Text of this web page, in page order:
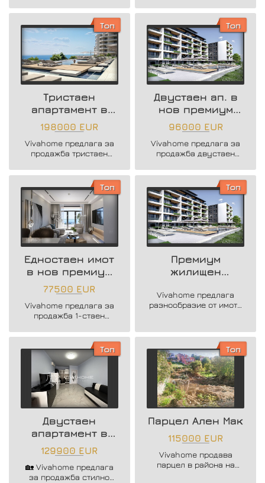
пряка близост до
плажната ивица.
комплекс разположен
до морския бряг на к.к.
Чайка.
Топ
Тристаен
апартамент в
нов премиум
комплекс / к.к.
Чайка
198000 EUR
Vivahome предлага за
продажба тристаен
жилищен комплекс
разположен на крачки
от морето в к.к. Чайка.
Топ
Двустаен ап. в
нов премиум
комплекс / к.к.
Чайка
96000 EUR
Vivahome предлага за
продажба двустаен
жилищен комплекс
разположен в к.к.
Чайка.
Топ
Едностаен имот
в нов премиум
комплекс / к.к.
Чайка
77500 EUR
Vivahome предлага за
продажба 1-стаен
жилищна сграда на
крачки от морето.
Топ
Премиум
жилищен
Чайка
Vivahome предлага
разнообразие от имоти
до морския бряг на к.к.
Топ
Двустаен
апартамент в
квартал к.к.
Чайака
129900 EUR
🏡 Vivahome предлага
за продажба стилно
Топ
Парцел Ален Мак
115000 EUR
Vivahome продава
парцел в района на